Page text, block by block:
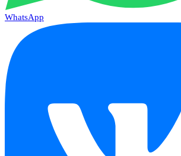
WhatsApp